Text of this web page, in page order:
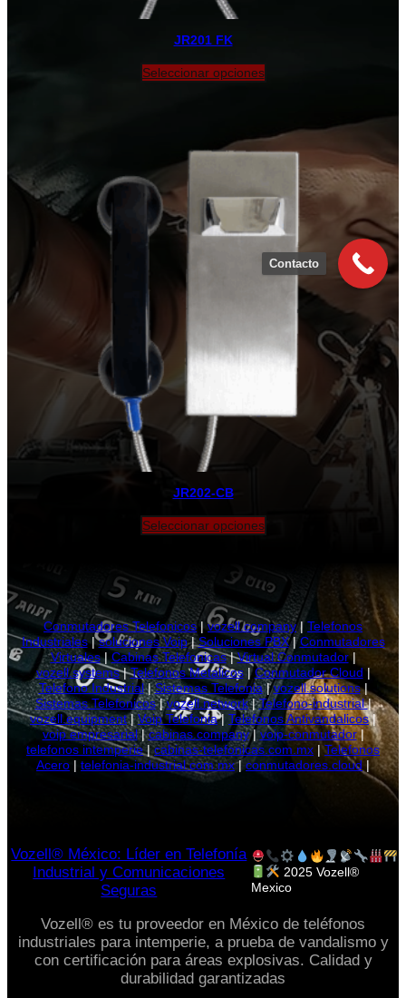
JR201 FK
Seleccionar opciones
JR202-CB
Seleccionar opciones
Conmutadores Telefonicos|vozell.company|Telefonos
Industriales|soluciones Voip|Soluciones PBX|Conmutadores
Virtuales|Cabinas Telefonicas|Virtual Conmutador|
vozell.systems|Telefonos Metalicos|Conmutador Cloud|
Telefono Industrial|Sistemas Telefonia|vozell.solutions|
Sistemas Telefonicos|vozell.network|Telefono-industrial|
vozell.equipment|Voip Telefonia| Telefonos Antivandalicos|
voip empresarial|cabinas.company|voip-conmutador|
telefonos intemperie|cabinas-telefonicas.com.mx |Telefonos
Acero | telefonia-industrial.com.mx| conmutadores.cloud |
Vozell® México: Líder en Telefonía
Industrial y Comunicaciones
Seguras
2025 Vozell®
Mexico
Vozell® es tu proveedor en México de teléfonos
industriales para intemperie, a prueba de vandalismo y
con certificación para áreas explosivas. Calidad y
durabilidad garantizadas
Contacto